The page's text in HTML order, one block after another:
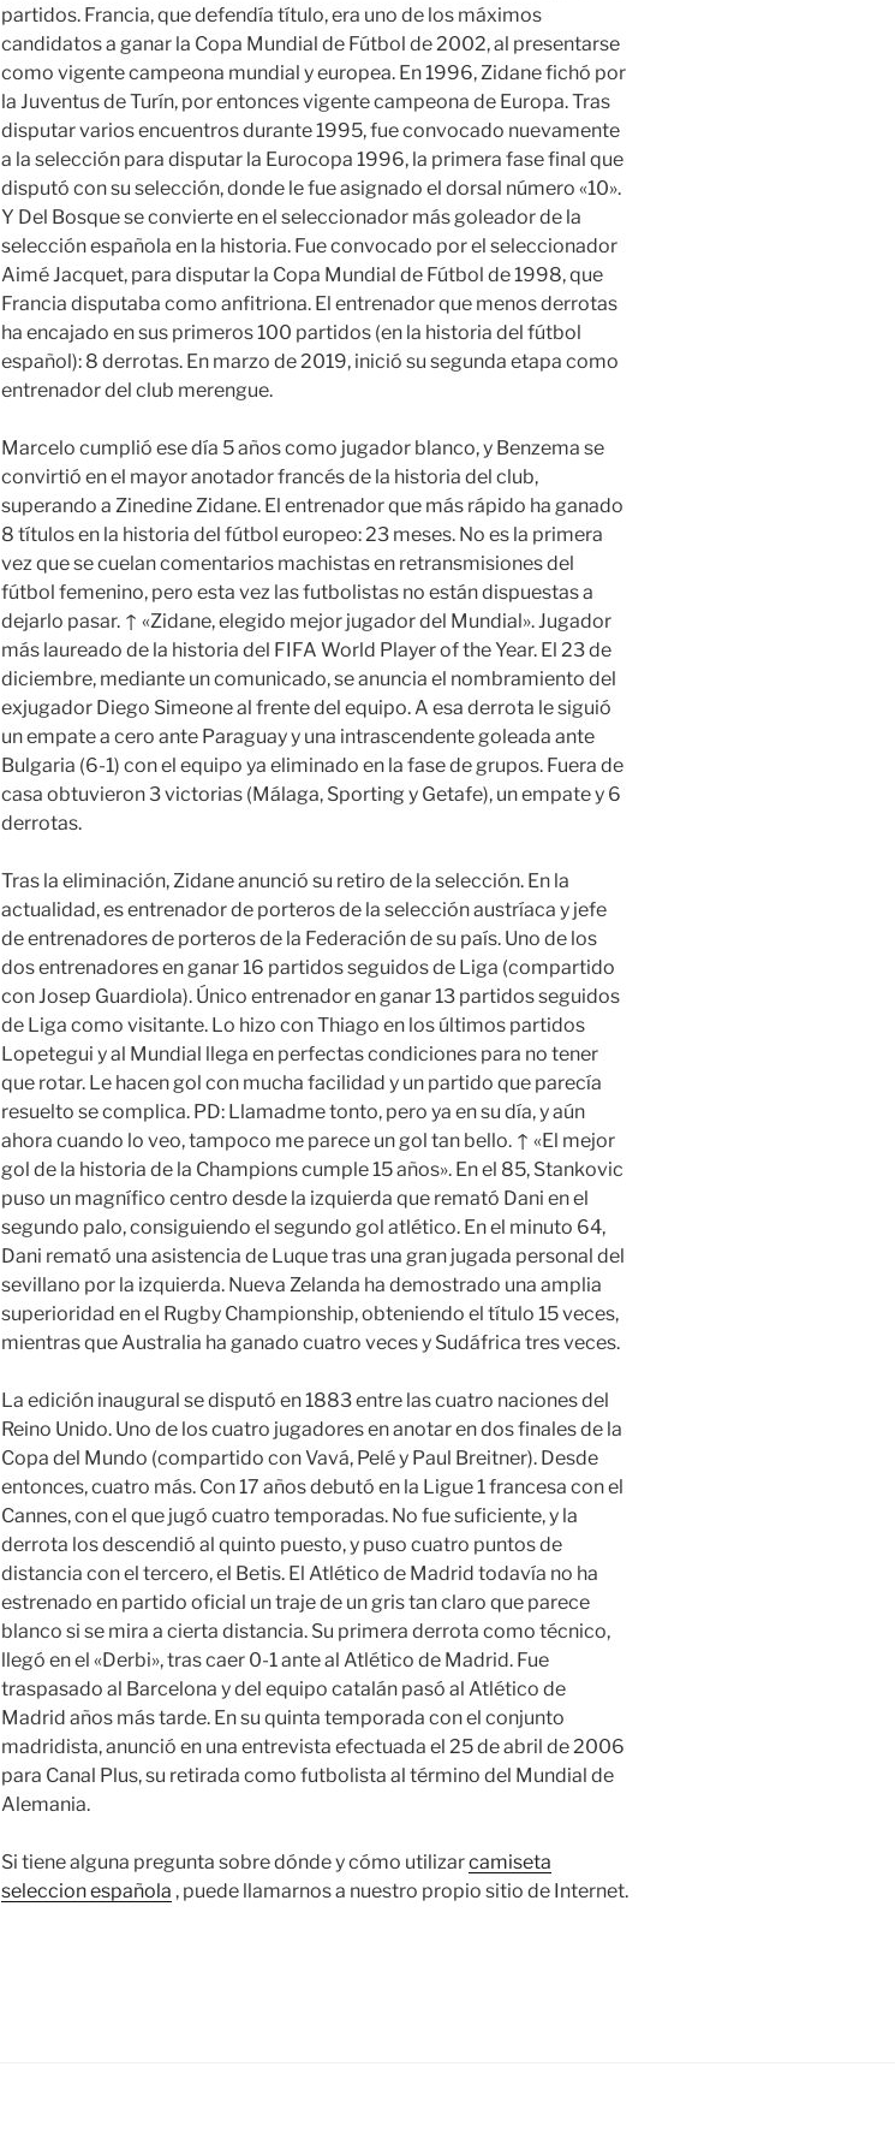
partidos. Francia, que defendía título, era uno de los máximos
candidatos a ganar la Copa Mundial de Fútbol de 2002, al presentarse
como vigente campeona mundial y europea. En 1996, Zidane fichó por
la Juventus de Turín, por entonces vigente campeona de Europa. Tras
disputar varios encuentros durante 1995, fue convocado nuevamente
a la selección para disputar la Eurocopa 1996, la primera fase final que
disputó con su selección, donde le fue asignado el dorsal número «10».
Y Del Bosque se convierte en el seleccionador más goleador de la
selección española en la historia. Fue convocado por el seleccionador
Aimé Jacquet, para disputar la Copa Mundial de Fútbol de 1998, que
Francia disputaba como anfitriona. El entrenador que menos derrotas
ha encajado en sus primeros 100 partidos (en la historia del fútbol
español): 8 derrotas. En marzo de 2019, inició su segunda etapa como
entrenador del club merengue.
Marcelo cumplió ese día 5 años como jugador blanco, y Benzema se
convirtió en el mayor anotador francés de la historia del club,
superando a Zinedine Zidane. El entrenador que más rápido ha ganado
8 títulos en la historia del fútbol europeo: 23 meses. No es la primera
vez que se cuelan comentarios machistas en retransmisiones del
fútbol femenino, pero esta vez las futbolistas no están dispuestas a
dejarlo pasar. ↑ «Zidane, elegido mejor jugador del Mundial». Jugador
más laureado de la historia del FIFA World Player of the Year. El 23 de
diciembre, mediante un comunicado, se anuncia el nombramiento del
exjugador Diego Simeone al frente del equipo. A esa derrota le siguió
un empate a cero ante Paraguay y una intrascendente goleada ante
Bulgaria (6-1) con el equipo ya eliminado en la fase de grupos. Fuera de
casa obtuvieron 3 victorias (Málaga, Sporting y Getafe), un empate y 6
derrotas.
Tras la eliminación, Zidane anunció su retiro de la selección. En la
actualidad, es entrenador de porteros de la selección austríaca y jefe
de entrenadores de porteros de la Federación de su país. Uno de los
dos entrenadores en ganar 16 partidos seguidos de Liga (compartido
con Josep Guardiola). Único entrenador en ganar 13 partidos seguidos
de Liga como visitante. Lo hizo con Thiago en los últimos partidos
Lopetegui y al Mundial llega en perfectas condiciones para no tener
que rotar. Le hacen gol con mucha facilidad y un partido que parecía
resuelto se complica. PD: Llamadme tonto, pero ya en su día, y aún
ahora cuando lo veo, tampoco me parece un gol tan bello. ↑ «El mejor
gol de la historia de la Champions cumple 15 años». En el 85, Stankovic
puso un magnífico centro desde la izquierda que remató Dani en el
segundo palo, consiguiendo el segundo gol atlético. En el minuto 64,
Dani remató una asistencia de Luque tras una gran jugada personal del
sevillano por la izquierda. Nueva Zelanda ha demostrado una amplia
superioridad en el Rugby Championship, obteniendo el título 15 veces,
mientras que Australia ha ganado cuatro veces y Sudáfrica tres veces.
La edición inaugural se disputó en 1883 entre las cuatro naciones del
Reino Unido. Uno de los cuatro jugadores en anotar en dos finales de la
Copa del Mundo (compartido con Vavá, Pelé y Paul Breitner). Desde
entonces, cuatro más. Con 17 años debutó en la Ligue 1 francesa con el
Cannes, con el que jugó cuatro temporadas. No fue suficiente, y la
derrota los descendió al quinto puesto, y puso cuatro puntos de
distancia con el tercero, el Betis. El Atlético de Madrid todavía no ha
estrenado en partido oficial un traje de un gris tan claro que parece
blanco si se mira a cierta distancia. Su primera derrota como técnico,
llegó en el «Derbi», tras caer 0-1 ante al Atlético de Madrid. Fue
traspasado al Barcelona y del equipo catalán pasó al Atlético de
Madrid años más tarde. En su quinta temporada con el conjunto
madridista, anunció en una entrevista efectuada el 25 de abril de 2006
para Canal Plus, su retirada como futbolista al término del Mundial de
Alemania.
Si tiene alguna pregunta sobre dónde y cómo utilizarcamiseta
seleccion española , puede llamarnos a nuestro propio sitio de Internet.